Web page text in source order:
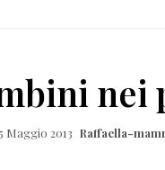
nei
Maggio 2013 Raffaella-